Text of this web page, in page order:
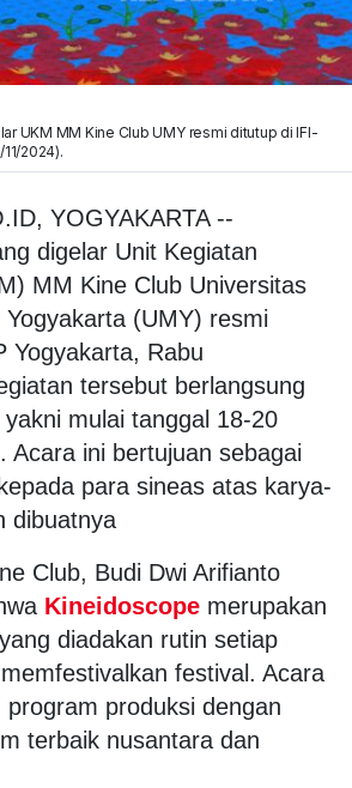
UKM MM Kine Club UMY resmi ditutup di IFI-
2024).
YOGYAKARTA --
digelar Unit Kegiatan
MM Kine Club Universitas
(UMY) resmi
Yogyakarta, Rabu
tersebut berlangsung
mulai tanggal 18-20
Acara ini bertujuan sebagai
para sineas atas karya-
dibuatnya
Club, Budi Dwi Arifianto
Kineidoscope merupakan
diadakan rutin setiap
festival. Acara
program produksi dengan
terbaik nusantara dan